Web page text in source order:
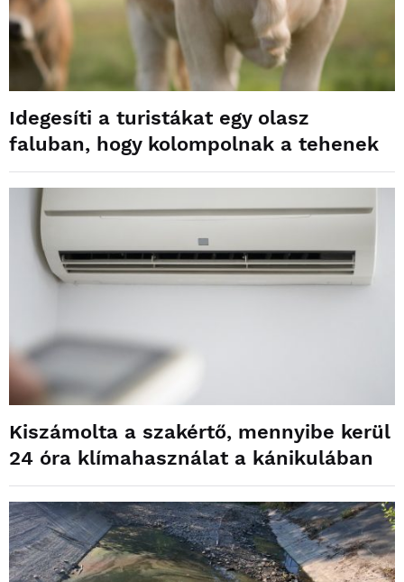
Idegesíti a turistákat egy olasz
faluban, hogy kolompolnak a tehenek
Kiszámolta a szakértő, mennyibe kerül
24 óra klímahasználat a kánikulában